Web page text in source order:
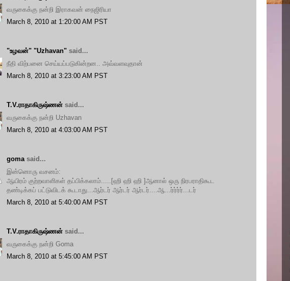
வருகைக்கு நன்றி இராகவன் நைஜிரியா
March 8, 2010 at 1:20:00 AM PST
"உழவன்" "Uzhavan" said...
நீதி விற்பனை செய்யப்படுகின்றன.. அவ்வளவுதான்
March 8, 2010 at 3:23:00 AM PST
T.V.ராதாகிருஷ்ணன் said...
வருகைக்கு நன்றி Uzhavan
March 8, 2010 at 4:03:00 AM PST
gomasaid...
இன்னொரு வசனம்:
ஆயிரம் குற்றவாளிகள் தப்பிக்கலாம்.....[ஹி ஹி ஹி ]ஆனால் ஒரு நிரபராதிகூட
தண்டிக்கப் பட்டுவிடக் கூடாது...ஆர்டர் ஆர்டர் ஆர்டர்....ஆ...ர்ர்ர்ர்...டர்
March 8, 2010 at 5:40:00 AM PST
T.V.ராதாகிருஷ்ணன் said...
வருகைக்கு நன்றி Goma
March 8, 2010 at 5:45:00 AM PST